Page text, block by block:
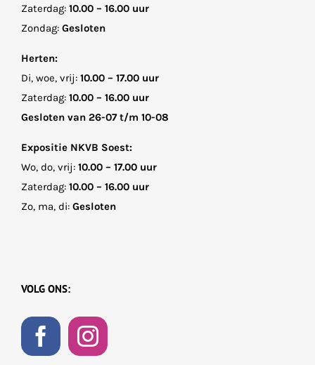
Zaterdag: 10.00 – 16.00 uur
Zondag: Gesloten
Herten:
Di, woe, vrij: 10.00 – 17.00 uur
Zaterdag: 10.00 – 16.00 uur
Gesloten van 26-07 t/m 10-08
Expositie NKVB Soest:
Wo, do, vrij: 10.00 – 17.00 uur
Zaterdag: 10.00 – 16.00 uur
Zo, ma, di: Gesloten
VOLG ONS: